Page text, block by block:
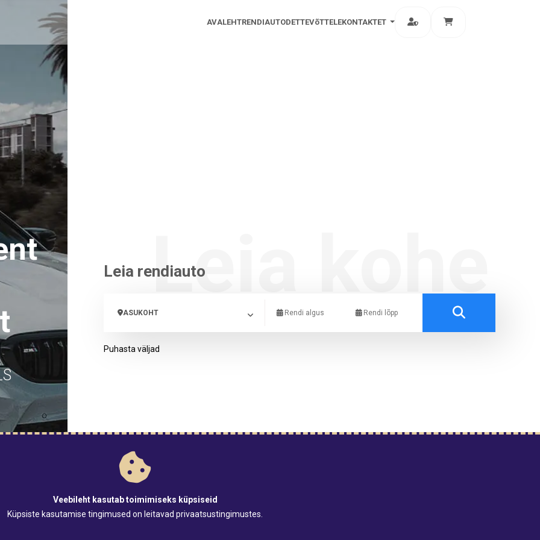
AVALEHTRENDIAUTODETTEVõTTELEKONTAKTET
Leia rendiauto
ASUKOHT
Puhasta väljad
Veebileht kasutab toimimiseks küpsiseid
Küpsiste kasutamise tingimused on leitavad privaatsustingimustes.